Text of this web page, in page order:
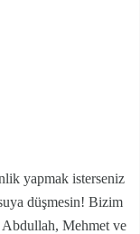
yapmak isterseniz
düşmesin! Bizim
Abdullah, Mehmet ve